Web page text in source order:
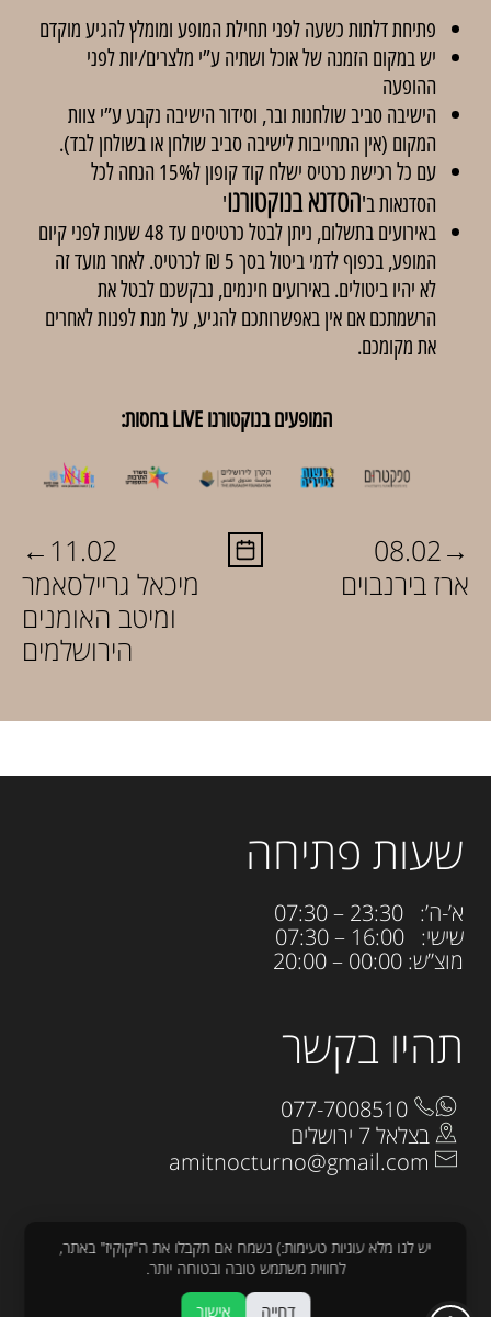
פתיחת דלתות כשעה לפני תחילת המופע ומומלץ להגיע מוקדם
יש במקום הזמנה של אוכל ושתיה ע”י מלצרים/יות לפני
ההופעה
הישיבה סביב שולחנות ובר, וסידור הישיבה נקבע ע”י צוות
המקום (אין התחייבות לישיבה סביב שולחן או בשולחן לבד).
עם כל רכישת כרטיס ישלח קוד קופון ל15% הנחה לכל
הסדנאות ב'הסדנא בנוקטורנו'
באירועים בתשלום, ניתן לבטל כרטיסים עד 48 שעות לפני קיום
המופע, בכפוף לדמי ביטול בסך 5 ₪ לכרטיס. לאחר מועד זה
לא יהיו ביטולים. באירועים חינמים, נבקשכם לבטל את
הרשמתכם אם אין באפשרותכם להגיע, על מנת לפנות לאחרים
את מקומכם.
המופעים בנוקטורנו LIVE בחסות:
← 11.02
מיכאל גריילסאמר
ומיטב האומנים
הירושלמים
08.02→
ארז בירנבוים
תהיו בקשר
בצלאל 7 ירושלים
שעות פתיחה
א’-ה’: 23:30 – 07:30
שישי: 16:00 – 07:30
מוצ”ש: 00:00 – 20:00
יש לנו מלא עוגיות טעימות:) נשמח אם תקבלו את ה"קוקיז" באתר,
לחווית משתמש טובה ובטוחה יותר.
דחייה אישור